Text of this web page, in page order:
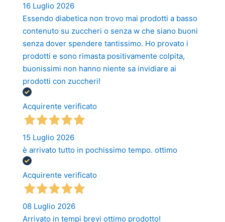
16 Luglio 2026
Essendo diabetica non trovo mai prodotti a basso
contenuto su zuccheri o senza w che siano buoni
senza dover spendere tantissimo. Ho provato i
prodotti e sono rimasta positivamente colpita,
buonissimi non hanno niente sa invidiare ai
prodotti con zuccheri!
Acquirente verificato
15 Luglio 2026
è arrivato tutto in pochissimo tempo. ottimo
Acquirente verificato
08 Luglio 2026
Arrivato in tempi brevi ottimo prodotto!